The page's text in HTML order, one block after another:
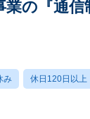
業の『通
み 休日120日以上